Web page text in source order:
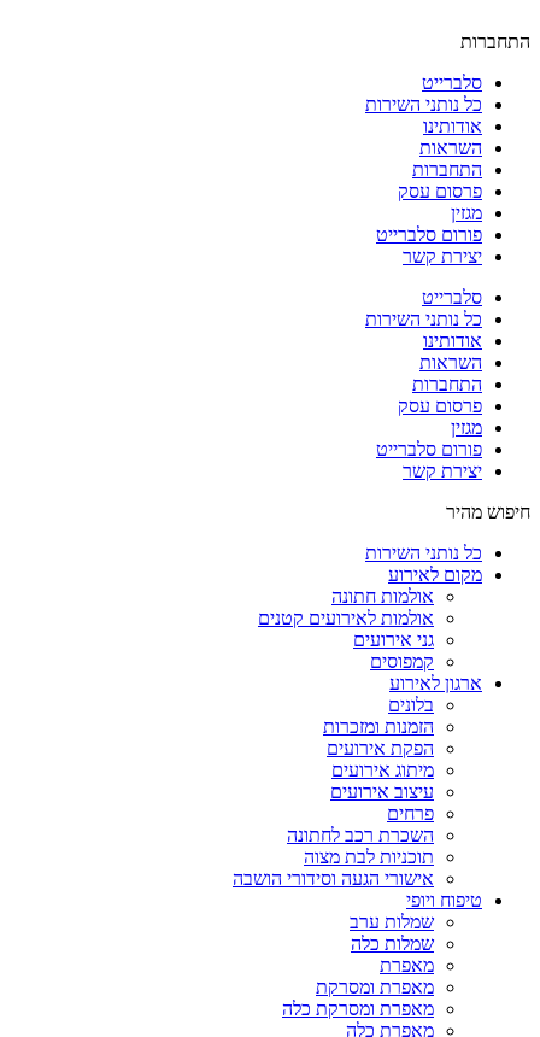
התחברות
סלברייט
כל נותני השירות
אודותינו
השראות
התחברות
פרסום עסק
מגזין
פורום סלברייט
יצירת קשר
סלברייט
כל נותני השירות
אודותינו
השראות
התחברות
פרסום עסק
מגזין
פורום סלברייט
יצירת קשר
חיפוש מהיר
כל נותני השירות
מקום לאירוע
אולמות חתונה
אולמות לאירועים קטנים
גני אירועים
קמפוסים
ארגון לאירוע
בלונים
הזמנות ומזכרות
הפקת אירועים
מיתוג אירועים
עיצוב אירועים
פרחים
השכרת רכב לחתונה
תוכניות לבת מצוה
אישורי הגעה וסידורי הושבה
טיפוח ויופי
שמלות ערב
שמלות כלה
מאפרת
מאפרת ומסרקת
מאפרת ומסרקת כלה
מאפרת כלה